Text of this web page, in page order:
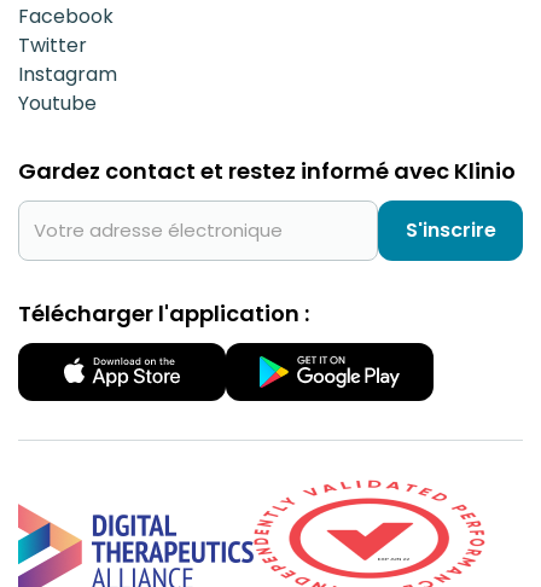
Facebook
Twitter
Instagram
Youtube
Gardez contact et restez informé avec Klinio
S'inscrire
Télécharger l'application :